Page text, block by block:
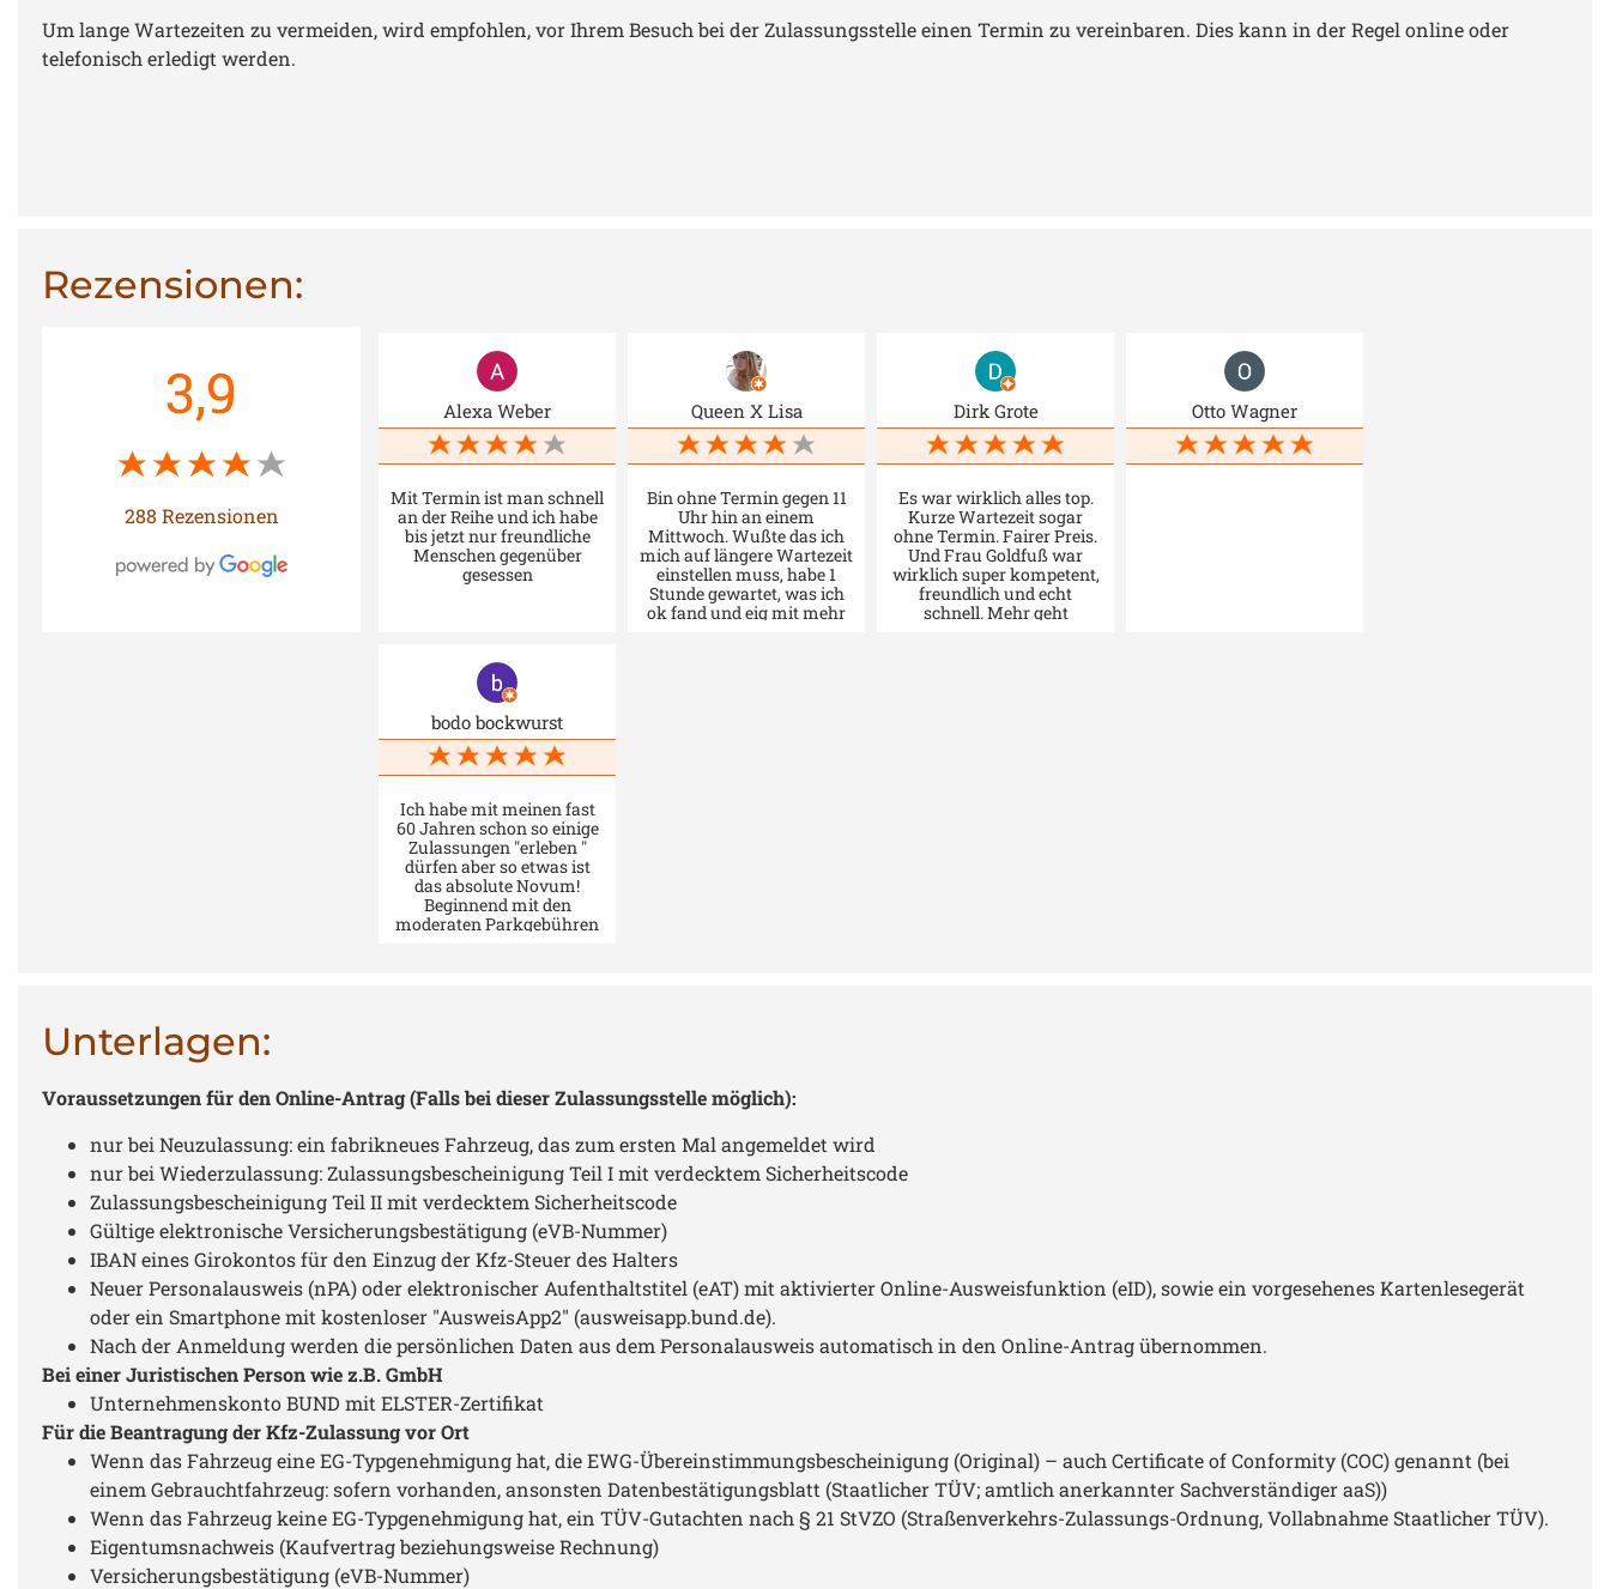
Um lange Wartezeiten zu vermeiden, wird empfohlen, vor Ihrem Besuch bei der Zulassungsstelle einen Termin zu vereinbaren. Dies kann in der Regel online oder
telefonisch erledigt werden.
Rezensionen:
3,9
288 Rezensionen
Alexa Weber
Mit Termin ist man schnell
an der Reihe und ich habe
bis jetzt nur freundliche
Menschen gegenüber
gesessen
Queen X Lisa
Bin ohne Termin gegen 11
Uhr hin an einem
Mittwoch. Wußte das ich
mich auf längere Wartezeit
einstellen muss, habe 1
Stunde gewartet, was ich
ok fand und eig mit mehr
Dirk Grote
Es war wirklich alles top.
Kurze Wartezeit sogar
ohne Termin. Fairer Preis.
Und Frau Goldfuß war
wirklich super kompetent,
freundlich und echt
schnell. Mehr geht
Otto Wagner
bodo bockwurst
Ich habe mit meinen fast
60 Jahren schon so einige
Zulassungen "erleben "
dürfen aber so etwas ist
das absolute Novum!
Beginnend mit den
moderaten Parkgebühren
warten vorbereiten...
gerade der den Sitzplatz
erreicht *dingdong* war
meine nummer schon an
der Reihe.... dieses mal
würde ich 10 von 5 zu
vergebenen Punkten
geben. Ich durfte dann bei
einer sehr freundlichen
Dame Platz nehmen. Sie
bediente mich freundlich
und professionell. Da
nochmal ein herzliches
Dankeschön :) schneller als
erwartet waren Pkw und
Anhänger umgemeldet.
Ich war VOR meinem
eigentlichen Termin
wieder an meinem Auto.
Also rundum eine sehr
positive Erfahrung. Wenn
ich könnte würde ich
wesentlich mehr Sterne
vergeben. Vielen Dank für
den guten Service!
Unterlagen:
Voraussetzungen für den Online-Antrag (Falls bei dieser Zulassungsstelle möglich):
nur bei Neuzulassung: ein fabrikneues Fahrzeug, das zum ersten Mal angemeldet wird
nur bei Wiederzulassung: Zulassungsbescheinigung Teil I mit verdecktem Sicherheitscode
Zulassungsbescheinigung Teil II mit verdecktem Sicherheitscode
Gültige elektronische Versicherungsbestätigung (eVB-Nummer)
IBAN eines Girokontos für den Einzug der Kfz-Steuer des Halters
Neuer Personalausweis (nPA) oder elektronischer Aufenthaltstitel (eAT) mit aktivierter Online-Ausweisfunktion (eID), sowie ein vorgesehenes Kartenlesegerät
oder ein Smartphone mit kostenloser "AusweisApp2" (ausweisapp.bund.de).
Nach der Anmeldung werden die persönlichen Daten aus dem Personalausweis automatisch in den Online-Antrag übernommen.
Bei einer Juristischen Person wie z.B. GmbH
Unternehmenskonto BUND mit ELSTER-Zertifikat
Für die Beantragung der Kfz-Zulassung vor Ort
Wenn das Fahrzeug eine EG-Typgenehmigung hat, die EWG-Übereinstimmungsbescheinigung (Original) – auch Certificate of Conformity (COC) genannt (bei
einem Gebrauchtfahrzeug: sofern vorhanden, ansonsten Datenbestätigungsblatt (Staatlicher TÜV; amtlich anerkannter Sachverständiger aaS))
Wenn das Fahrzeug keine EG-Typgenehmigung hat, ein TÜV-Gutachten nach § 21 StVZO (Straßenverkehrs-Zulassungs-Ordnung, Vollabnahme Staatlicher TÜV).
Eigentumsnachweis (Kaufvertrag beziehungsweise Rechnung)
Versicherungsbestätigung (eVB-Nummer)